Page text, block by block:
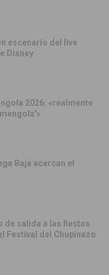
escenario del live
Disney
2026: «realmente
Baja acercan el
de salida a las fiestas
Festival del Chupinazo